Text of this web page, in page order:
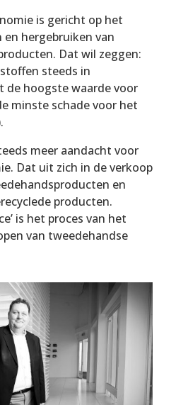
is gericht op het
hergebruiken van
Dat wil zeggen:
steeds in
de hoogste waarde voor
minste schade voor het
meer aandacht voor
Dat uit zich in de verkoop
en
producten.
is het proces van het
van tweedehandse